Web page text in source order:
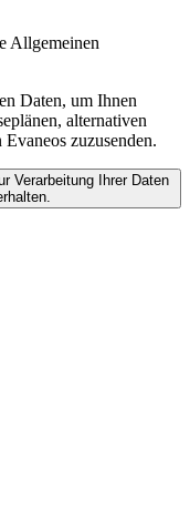
Allgemeinen
Daten, um Ihnen
alternativen
zuzusenden.
Verarbeitung Ihrer Daten